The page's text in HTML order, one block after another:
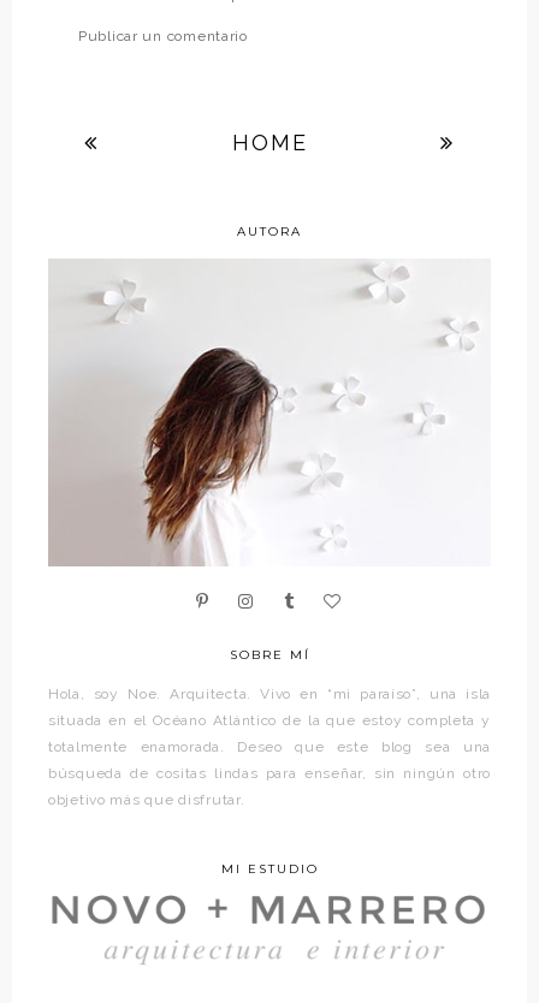
Publicar un comentario
HOME
AUTORA
SOBRE MÍ
Hola, soy Noe. Arquitecta. Vivo en “mi paraíso”, una isla
situada en el Océano Atlántico de la que estoy completa y
totalmente enamorada. Deseo que este blog sea una
búsqueda de cositas lindas para enseñar, sin ningún otro
objetivo más que disfrutar.
MI ESTUDIO